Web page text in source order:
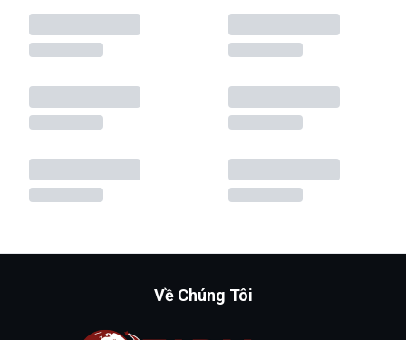
Về Chúng Tôi